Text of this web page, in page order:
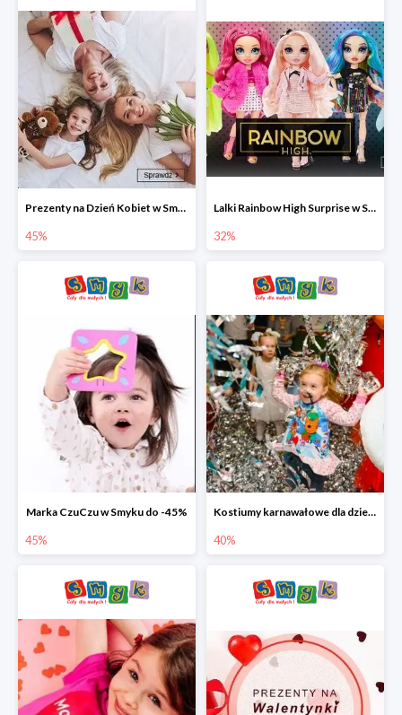
Prezenty na Dzień Kobiet w Smyku do -45%
45%
Lalki Rainbow High Surprise w Smyku do -35%
32%
Marka CzuCzu w Smyku do -45%
45%
Kostiumy karnawałowe dla dzieci w Smyku do -40%
40%